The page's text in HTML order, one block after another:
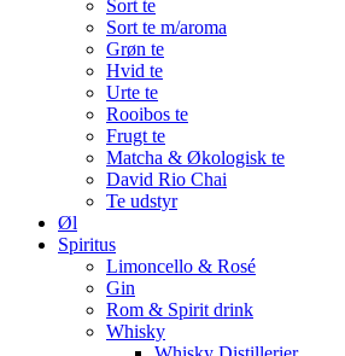
Sort te
Sort te m/aroma
Grøn te
Hvid te
Urte te
Rooibos te
Frugt te
Matcha & Økologisk te
David Rio Chai
Te udstyr
Øl
Spiritus
Limoncello & Rosé
Gin
Rom & Spirit drink
Whisky